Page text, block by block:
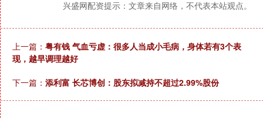
兴盛网配资提示：文章来自网络，不代表本站观点。
上一篇： 粤有钱 气血亏虚：很多人当成小毛病，身体若有3个表
现，越早调理越好
下一篇： 添利富 长芯博创：股东拟减持不超过2.99%股份